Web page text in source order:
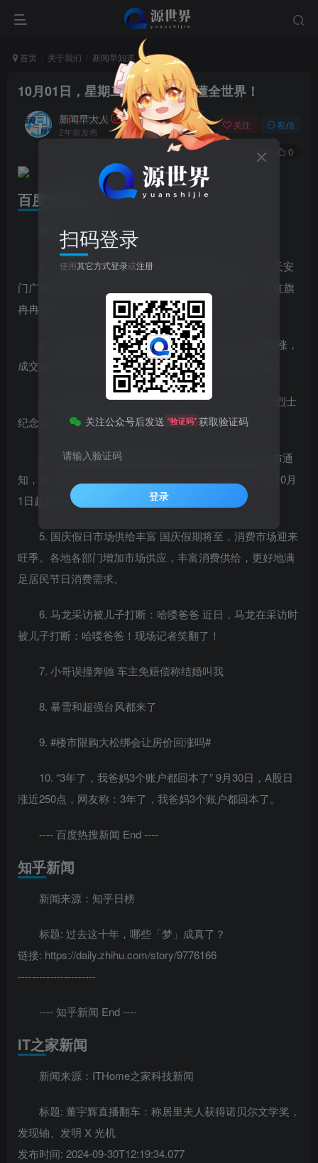
首页 关于我们 新闻早知道 正文
10月01日，星期二, 每天60秒读懂全世界！
新闻早大人
2年前发布
关注 私信
0
百度热搜新闻
新闻来源：百度热搜榜
1. 天安门广场国庆升旗仪式现场好震撼 10月1日，天安
门广场举行国庆升旗仪式：迎着清晨第一缕阳光，五星红旗
冉冉升起。
2. 《新闻联播》用近40秒报道A股 9月30日，A股大涨，
成交超2.6万亿创新高。《新闻联播》用近40秒报道A股。
3. 英雄不曾远去 丰碑永存人间 9月30日是第十一个烈士
纪念日，我们缅怀先烈、致敬英雄。
4. “沪广深”齐松绑后 北京跟上了 9月30日，北京发布通
知，进一步优化调整房地产相关政策，本通知自2024年10月
1日起施行。
5. 国庆假日市场供给丰富 国庆假期将至，消费市场迎来
旺季。各地各部门增加市场供应，丰富消费供给，更好地满
足居民节日消费需求。
6. 马龙采访被儿子打断：哈喽爸爸 近日，马龙在采访时
被儿子打断：哈喽爸爸！现场记者笑翻了！
7. 小哥误撞奔驰 车主免赔偿称结婚叫我
8. 暴雪和超强台风都来了
9. #楼市限购大松绑会让房价回涨吗#
10. “3年了，我爸妈3个账户都回本了” 9月30日，A股日
涨近250点，网友称：3年了，我爸妈3个账户都回本了。
---- 百度热搜新闻 End ----
知乎新闻
新闻来源：知乎日榜
标题: 过去这十年，哪些「梦」成真了？
链接: https://daily.zhihu.com/story/9776166
----------------------
---- 知乎新闻 End ----
IT之家新闻
新闻来源：ITHome之家科技新闻
标题: 董宇辉直播翻车：称居里夫人获得诺贝尔文学奖，
发现铀、发明 X 光机
发布时间: 2024-09-30T12:19:34.077
扫码登录
使用其它方式登录或注册
关注公众号后发送 “验证码” 获取验证码
请输入验证码
登录